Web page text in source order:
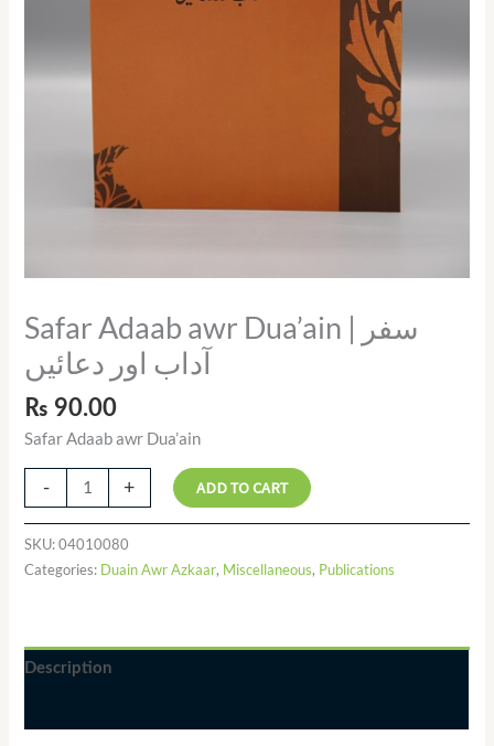
Safar Adaab awr Dua’ain | سفر
آداب اور دعائیں
₨ 90.00
Safar Adaab awr Dua’ain
- + ADD TO CART
SKU:04010080
Categories: Duain Awr Azkaar, Miscellaneous, Publications
Description